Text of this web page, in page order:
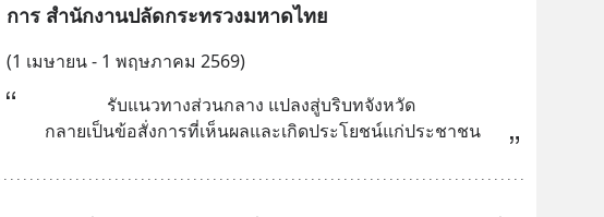
การ สำนักงานปลัดกระทรวงมหาดไทย
(1 เมษายน - 1 พฤษภาคม 2569)
รับแนวทางส่วนกลาง แปลงสู่บริบทจังหวัด
กลายเป็นข้อสั่งการที่เห็นผลและเกิดประโยชน์แก่ประชาชน